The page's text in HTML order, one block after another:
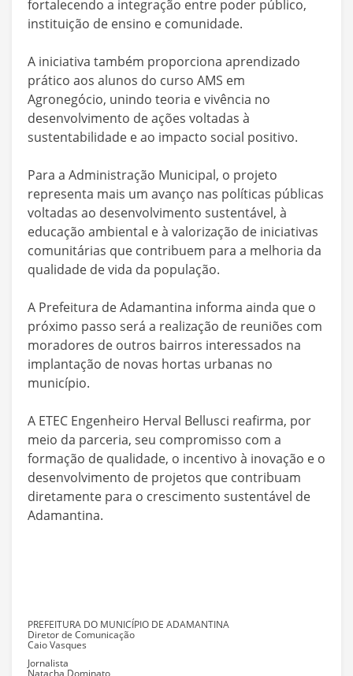
fortalecendo a integração entre poder público,
instituição de ensino e comunidade.
A iniciativa também proporciona aprendizado
prático aos alunos do curso AMS em
Agronegócio, unindo teoria e vivência no
desenvolvimento de ações voltadas à
sustentabilidade e ao impacto social positivo.
Para a Administração Municipal, o projeto
representa mais um avanço nas políticas públicas
voltadas ao desenvolvimento sustentável, à
educação ambiental e à valorização de iniciativas
comunitárias que contribuem para a melhoria da
qualidade de vida da população.
A Prefeitura de Adamantina informa ainda que o
próximo passo será a realização de reuniões com
moradores de outros bairros interessados na
implantação de novas hortas urbanas no
município.
A ETEC Engenheiro Herval Bellusci reafirma, por
meio da parceria, seu compromisso com a
formação de qualidade, o incentivo à inovação e o
desenvolvimento de projetos que contribuam
diretamente para o crescimento sustentável de
Adamantina.
PREFEITURA DO MUNICÍPIO DE ADAMANTINA
Diretor de Comunicação
Caio Vasques
Jornalista
Natacha Dominato